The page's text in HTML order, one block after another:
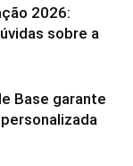
2026:
sobre a
Base garante